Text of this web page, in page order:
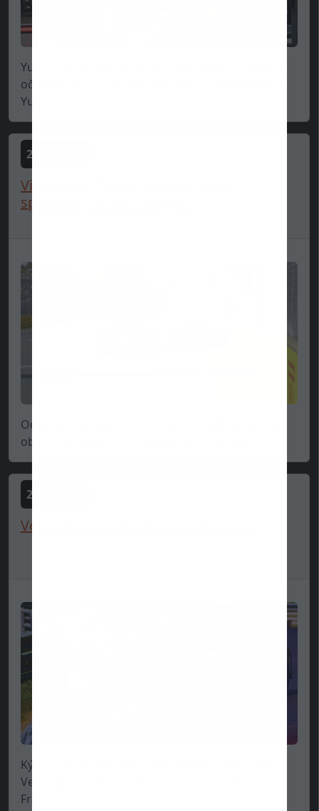
Yuki Tsunoda prišiel do Red Bull Racing s veľkými
očakávaniami – rovnako ako jeho predchodcovia.
Yuk...
2025-06-18
Villeneuve: "Piastriho znečistenie
spôsobilo, že Norris vypa...
Od Jacqua Villeneuvea sme si už zvykli, že keď sa
objaví, tak občas tvrdí šialené veci. Ale toto, čo...
2025-06-17
Verstappen testoval GT3 auto v Spa
Kým sa všetci vracali z Kanadského veľtrhu, Max
Verstappen bol oficiálne na inej trati, v Spa
Franco...